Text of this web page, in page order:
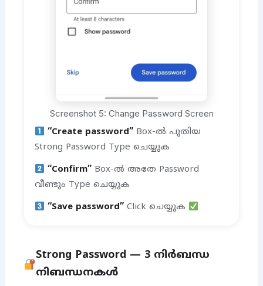
Screenshot 5: Change Password Screen
“Create password”Box-ൽ പുതിയ
Strong Password Type ചെയ്യുക
“Confirm”Box-ൽ അതേ Password
വീണ്ടും Type ചെയ്യുക
“Save password”Click ചെയ്യുക
Strong Password — 3 നിർബന്ധ
നിബന്ധനകൾ